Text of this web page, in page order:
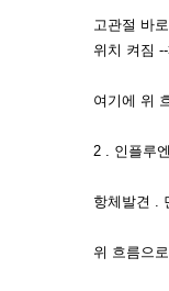
고관절 바
위치 켜짐
여기에 위
2 . 인플루
항체발견 .
위 흐름으